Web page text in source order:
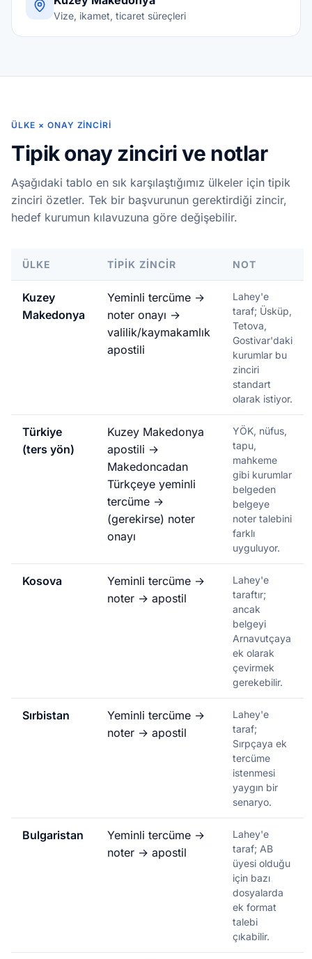
Vize, ikamet, ticaret süreçleri
ÜLKE × ONAY ZINCIRI
Tipik onay zinciri ve notlar
Aşağıdaki tablo en sık karşılaştığımız ülkeler için tipik
zinciri özetler. Tek bir başvurunun gerektirdiği zincir,
hedef kurumun kılavuzuna göre değişebilir.
ÜLKE TIPIK ZINCIR NOT
Kuzey
Makedonya
Yeminli tercüme →
noter onayı →
valilik/kaymakamlık
apostili
Lahey'e
taraf; Üsküp,
Tetova,
Gostivar'daki
kurumlar bu
zinciri
standart
olarak istiyor.
Türkiye
(ters yön)
Kuzey Makedonya
apostili →
Makedoncadan
Türkçeye yeminli
tercüme →
(gerekirse) noter
onayı
YÖK, nüfus,
tapu,
mahkeme
gibi kurumlar
belgeden
belgeye
noter talebini
farklı
uyguluyor.
Kosova
Yeminli tercüme →
noter → apostil
Lahey'e
taraftır;
ancak
belgeyi
Arnavutçaya
ek olarak
çevirmek
gerekebilir.
Sırbistan
Yeminli tercüme →
noter → apostil
Lahey'e
taraf;
Sırpçaya ek
tercüme
istenmesi
yaygın bir
senaryo.
Bulgaristan
Yeminli tercüme →
noter → apostil
Lahey'e
taraf; AB
üyesi olduğu
için bazı
dosyalarda
ek format
talebi
çıkabilir.